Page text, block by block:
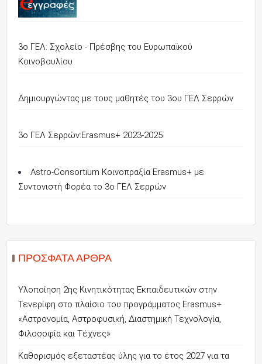
3ο ΓΕΛ: Σχολείο - Πρέσβης του Ευρωπαϊκού
Κοινοβουλίου
Δημιουργώντας με τους μαθητές του 3ου ΓΕΛ Σερρών
3o ΓΕΛ Σερρών:Erasmus+ 2023-2025
Astro-Consortium Κοινοπραξία Erasmus+ με
Συντονιστή Φορέα το 3ο ΓΕΛ Σερρών
ΠΡΌΣΦΑΤΑ ΆΡΘΡΑ
Υλοποίηση 2ης Κινητικότητας Εκπαιδευτικών στην
Τενερίφη στο πλαίσιο του προγράμματος Erasmus+
«Αστρονομία, Αστροφυσική, Διαστημική Τεχνολογία,
Φιλοσοφία και Τέχνες»
Καθορισμός εξεταστέας ύλης για το έτος 2027 για τα